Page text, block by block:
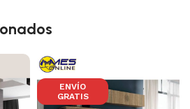
ENVÍO
GRATIS